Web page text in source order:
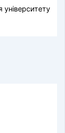
університету